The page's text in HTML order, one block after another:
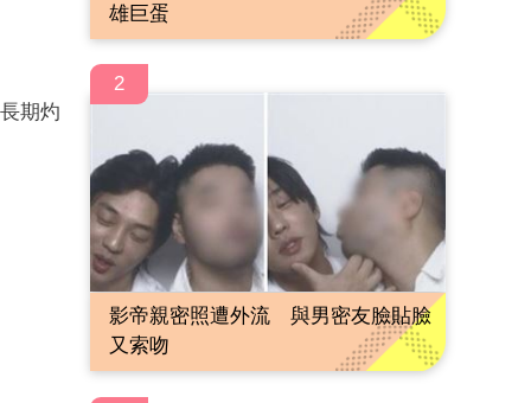
期灼
雄巨蛋
2
影帝親密照遭外流 與男密友臉貼臉
又索吻